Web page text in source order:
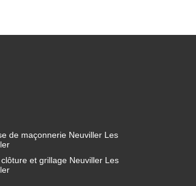
de maçonnerie Neuviller Les
et grillage Neuviller Les